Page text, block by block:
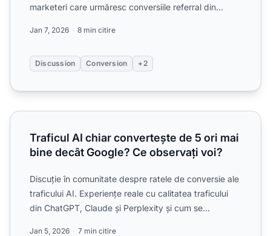
marketeri care urmăresc conversiile referral din
Jan 7, 2026 8 min citire
Discussion Conversion +2
Traficul AI chiar convertește de 5 ori mai bine decât
Traficul AI chiar convertește de 5 ori mai
bine decât Google? Ce observați voi?
Discuție în comunitate despre ratele de conversie ale
traficului AI. Experiențe reale cu calitatea traficului
din ChatGPT, Claude și Perplexity și cum se
Jan 5, 2026 7 min citire